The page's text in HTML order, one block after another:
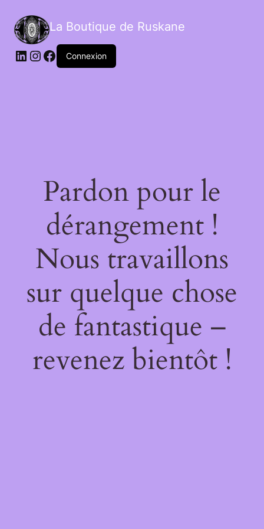
La Boutique de Ruskane
Connexion
Pardon pour le
dérangement !
Nous travaillons
sur quelque chose
de fantastique –
revenez bientôt !